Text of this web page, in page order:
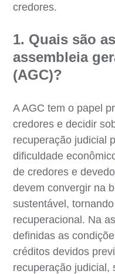
credores.
1. Quais são
assembleia
(AGC)?
A AGC tem o papel
credores e decidir
recuperação judicial
dificuldade
de credores e
devem convergir na
sustentável,
recuperacional. Na
definidas as
créditos devidos
recuperação judicial,